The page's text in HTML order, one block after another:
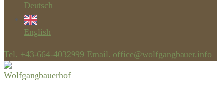
Deutsch
English
Tel. +43-664-4032999 Email. office@wolfgangbauer.info